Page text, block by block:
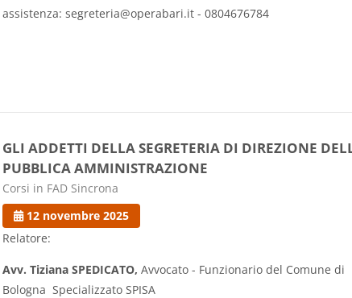
assistenza: segreteria@operabari.it - 0804676784
GLI ADDETTI DELLA SEGRETERIA DI DIREZIONE
PUBBLICA AMMINISTRAZIONE
Categoria di corsi
Corsi in FAD Sincrona
12 novembre 2025
Relatore:
Avv. Tiziana SPEDICATO,Avvocato - Funzionario del Comune di
Bologna Specializzato SPISA